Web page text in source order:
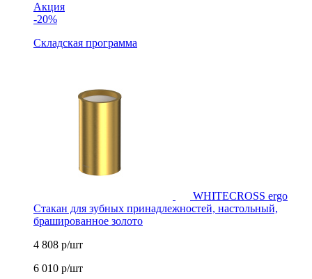
Акция
-20%
Складская программа
WHITECROSS ergo
Стакан для зубных принадлежностей, настольный,
брашированное золото
4 808 р/шт
6 010 р/шт